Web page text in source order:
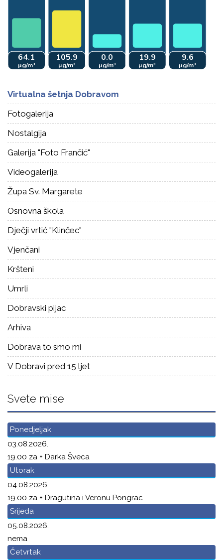
Virtualna šetnja Dobravom
Fotogalerija
Nostalgija
Galerija "Foto Frančić"
Videogalerija
Župa Sv. Margarete
Osnovna škola
Dječji vrtić "Klinčec"
Vjenčani
Kršteni
Umrli
Dobravski pijac
Arhiva
Dobrava to smo mi
V Dobravi pred 15 ljet
Svete mise
Ponedjeljak
03.08.2026.
19.00 za + Darka Šveca
Utorak
04.08.2026.
19.00 za + Dragutina i Veronu Pongrac
Srijeda
05.08.2026.
nema
Četvrtak